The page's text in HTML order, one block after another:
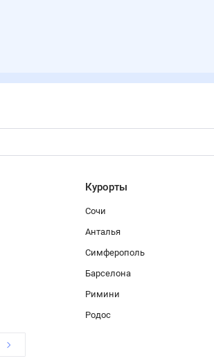
Курорты
Сочи
Анталья
Симферополь
Барселона
Римини
Родос